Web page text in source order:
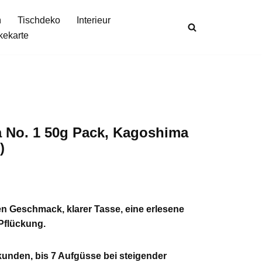
Tischdeko
Interieur
1 50g Pack, Kagoshima
Geschmack, klarer Tasse, eine erlesene
bis 7 Aufgüsse bei steigender